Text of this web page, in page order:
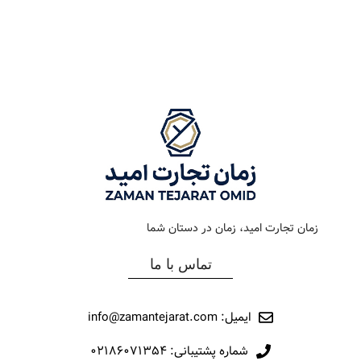
کلاسیک
رفرانس 021
جنس بند
نوع ساعت
رفرانس
برند
زمان تجارت امید، زمان در دستان شما
تماس با ما
ایمیل: info@zamantejarat.com
شماره پشتیبانی: ۰۲۱۸۶۰۷۱۳۵۴